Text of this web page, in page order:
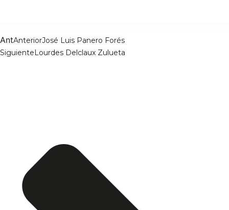
AntAnteriorJosé Luis Panero Forés
SiguienteLourdes Delclaux Zulueta